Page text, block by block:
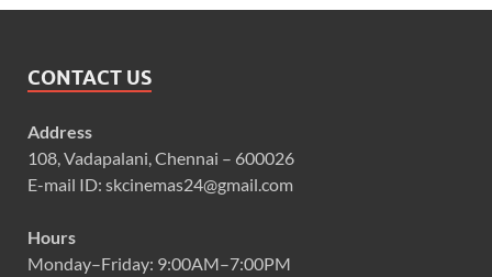
CONTACT US
Address
108, Vadapalani, Chennai – 600026
E-mail ID: skcinemas24@gmail.com
Hours
Monday–Friday: 9:00AM–7:00PM